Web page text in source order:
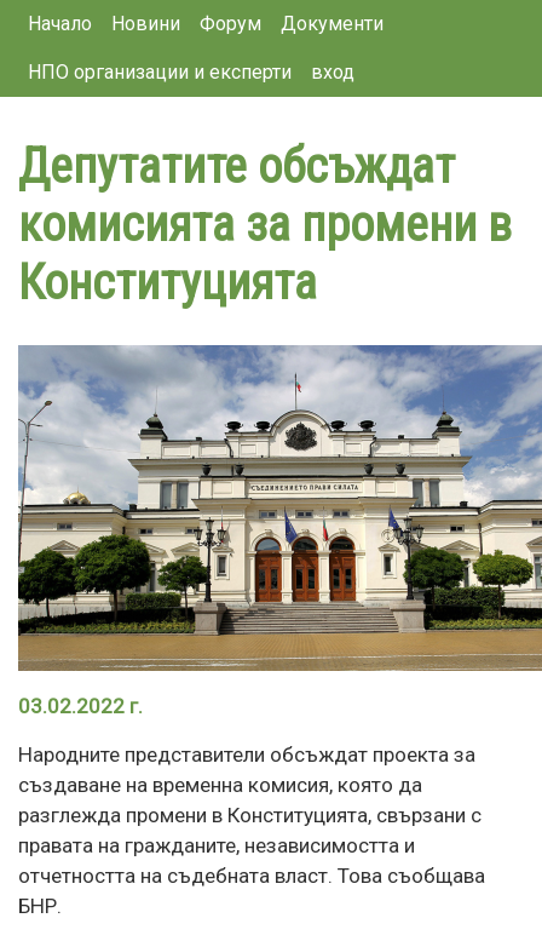
Премини
основното
Main navigation
Начало Новини Форум Документи
НПО организации и експерти вход
Депутатите обсъждат
комисията за промени в
Конституцията
03.02.2022 г.
Народните представители обсъждат проекта за
създаване на временна комисия, която да
разглежда промени в Конституцията, свързани с
правата на гражданите, независимостта и
отчетността на съдебната власт. Това съобщава
БНР.